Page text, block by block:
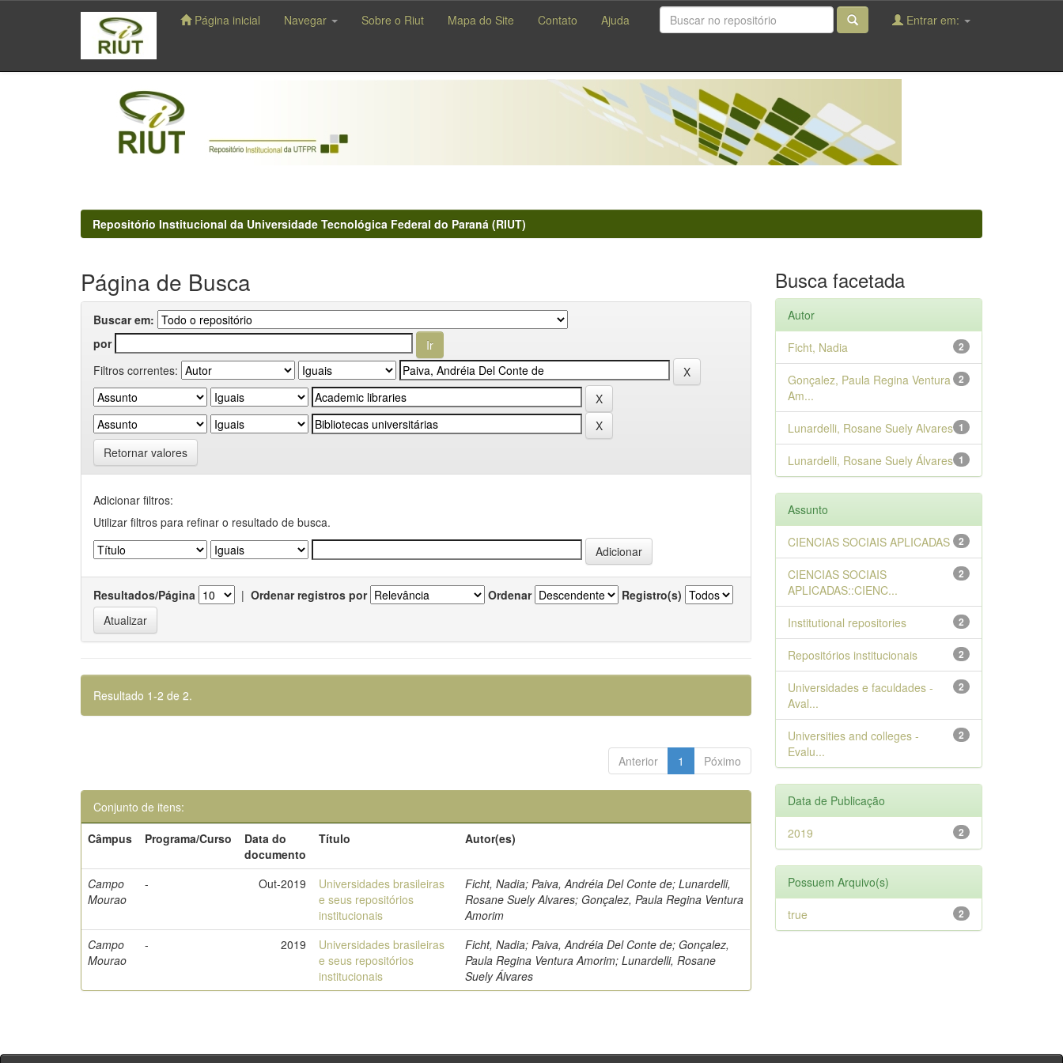
navigation
Página inicial Navegar Sobre o Riut Mapa do Site Contato Ajuda Entrar em:
Repositório Institucional da Universidade Tecnológica Federal do Paraná (RIUT)
Página de Busca
Buscar em:
por
Filtros correntes:
Retornar valores
Adicionar filtros:
Utilizar filtros para refinar o resultado de busca.
Resultados/Página | Ordenar registros por Ordenar Registro(s)
Resultado 1-2 de 2.
Anterior 1 Póximo
Conjunto de itens:
Câmpus
Programa/Curso
Data do
documento
Título Autor(es)
Campo
Mourao
- Out-2019
Universidades brasileiras
e seus repositórios
institucionais
Ficht, Nadia; Paiva, Andréia Del Conte de; Lunardelli,
Rosane Suely Alvares; Gonçalez, Paula Regina Ventura
Amorim
Campo
Mourao
- 2019
Universidades brasileiras
e seus repositórios
institucionais
Ficht, Nadia; Paiva, Andréia Del Conte de; Gonçalez,
Paula Regina Ventura Amorim; Lunardelli, Rosane
Suely Álvares
Busca facetada
Autor
2
Ficht, Nadia
2
Gonçalez, Paula Regina Ventura
Am...
1
Lunardelli, Rosane Suely Alvares
1
Lunardelli, Rosane Suely Álvares
Assunto
2
CIENCIAS SOCIAIS APLICADAS
2
CIENCIAS SOCIAIS
APLICADAS::CIENC...
2
Institutional repositories
2
Repositórios institucionais
2
Universidades e faculdades -
Aval...
2
Universities and colleges -
Evalu...
Data de Publicação
2
2019
Possuem Arquivo(s)
2
true